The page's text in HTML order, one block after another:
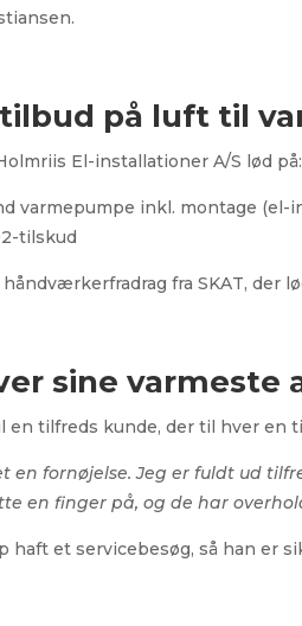
på luft til
El-installationer A/S lød på:
varmepumpe inkl. montage (el-
tilskud
fra SKAT, der
sine varmeste
en tilfreds kunde, der til hver en
en fornøjelse. Jeg er fuldt ud
en finger på, og de har
haft et servicebesøg, så han er